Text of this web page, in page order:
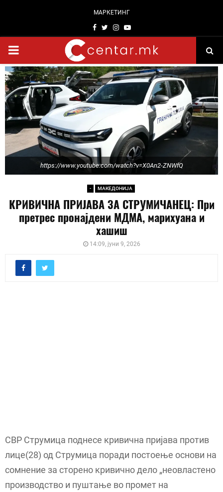
МАРКЕТИНГ
Facebook
TwitterInstagram
Youtube
PRIMARY
MENU
https://www.youtube.com/watch?v=X0An2-ZNWfQ
- МАКЕДОНИЈА
КРИВИЧНА ПРИЈАВА ЗА СТРУМИЧАНЕЦ: При
претрес пронајдени МДМА, марихуана и
хашиш
14:09, јуни 9, 2026
СВР Струмица поднесе кривична пријава против
лице(28) од Струмица поради постоење основи на
сомнение за сторено кривично дело „неовластено
производство и пуштање во промет на